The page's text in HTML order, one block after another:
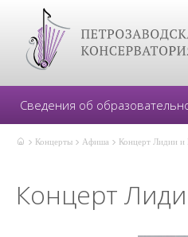
Сведения об
Концерты Афиша Концерт Лидии и
Концерт